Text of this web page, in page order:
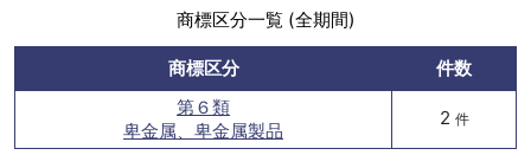
商標区分一覧 (全期間)
商標区分
件数
第６類
卑金属、卑金属製品
2 件